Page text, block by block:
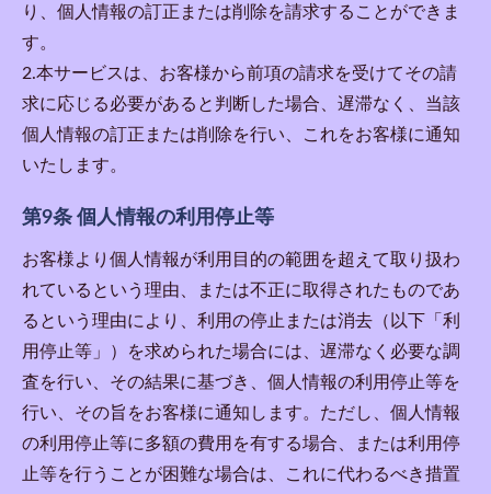
り、個人情報の訂正または削除を請求することができま
す。
2.本サービスは、お客様から前項の請求を受けてその請
求に応じる必要があると判断した場合、遅滞なく、当該
個人情報の訂正または削除を行い、これをお客様に通知
いたします。
第9条 個人情報の利用停止等
お客様より個人情報が利用目的の範囲を超えて取り扱わ
れているという理由、または不正に取得されたものであ
るという理由により、利用の停止または消去（以下「利
用停止等」）を求められた場合には、遅滞なく必要な調
査を行い、その結果に基づき、個人情報の利用停止等を
行い、その旨をお客様に通知します。ただし、個人情報
の利用停止等に多額の費用を有する場合、または利用停
止等を行うことが困難な場合は、これに代わるべき措置